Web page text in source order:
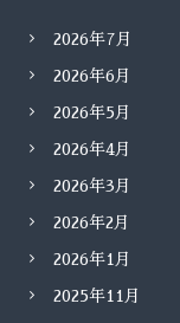
2026年7月
2026年6月
2026年5月
2026年4月
2026年3月
2026年2月
2026年1月
2025年11月